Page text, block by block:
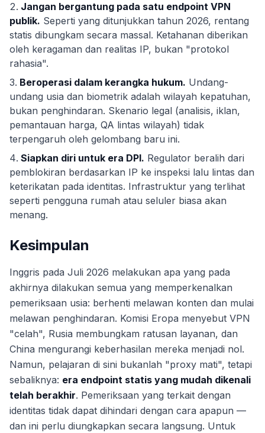
Jangan bergantung pada satu endpoint VPN
publik. Seperti yang ditunjukkan tahun 2026, rentang
statis dibungkam secara massal. Ketahanan diberikan
oleh keragaman dan realitas IP, bukan "protokol
rahasia".
Beroperasi dalam kerangka hukum. Undang-
undang usia dan biometrik adalah wilayah kepatuhan,
bukan penghindaran. Skenario legal (analisis, iklan,
pemantauan harga, QA lintas wilayah) tidak
terpengaruh oleh gelombang baru ini.
Siapkan diri untuk era DPI. Regulator beralih dari
pemblokiran berdasarkan IP ke inspeksi lalu lintas dan
keterikatan pada identitas. Infrastruktur yang terlihat
seperti pengguna rumah atau seluler biasa akan
menang.
Kesimpulan
Inggris pada Juli 2026 melakukan apa yang pada
akhirnya dilakukan semua yang memperkenalkan
pemeriksaan usia: berhenti melawan konten dan mulai
melawan penghindaran. Komisi Eropa menyebut VPN
"celah", Rusia membungkam ratusan layanan, dan
China mengurangi keberhasilan mereka menjadi nol.
Namun, pelajaran di sini bukanlah "proxy mati", tetapi
sebaliknya: era endpoint statis yang mudah dikenali
telah berakhir. Pemeriksaan yang terkait dengan
identitas tidak dapat dihindari dengan cara apapun —
dan ini perlu diungkapkan secara langsung. Untuk